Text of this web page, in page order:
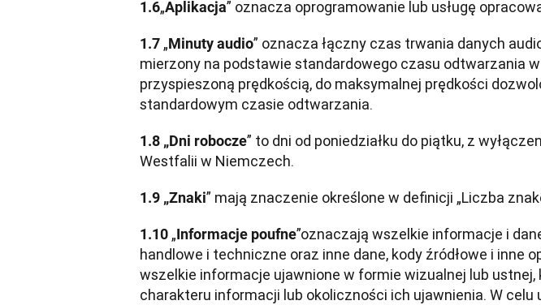
1.6„Aplikacja” oznacza oprogramowanie lub usługę
1.7 „Minuty audio” oznacza łączny czas trwania danych
mierzony na podstawie standardowego czasu odtwarzania
przyspieszoną prędkością, do maksymalnej prędkości
standardowym czasie odtwarzania.
1.8 „Dni robocze” to dni od poniedziałku do piątku, z
Westfalii w Niemczech.
1.9 „Znaki” mają znaczenie określone w definicji „Liczba
1.10 „Informacje poufne”oznaczają wszelkie informacje i
handlowe i techniczne oraz inne dane, kody źródłowe i inne
wszelkie informacje ujawnione w formie wizualnej lub
charakteru informacji lub okoliczności ich ujawnienia. W